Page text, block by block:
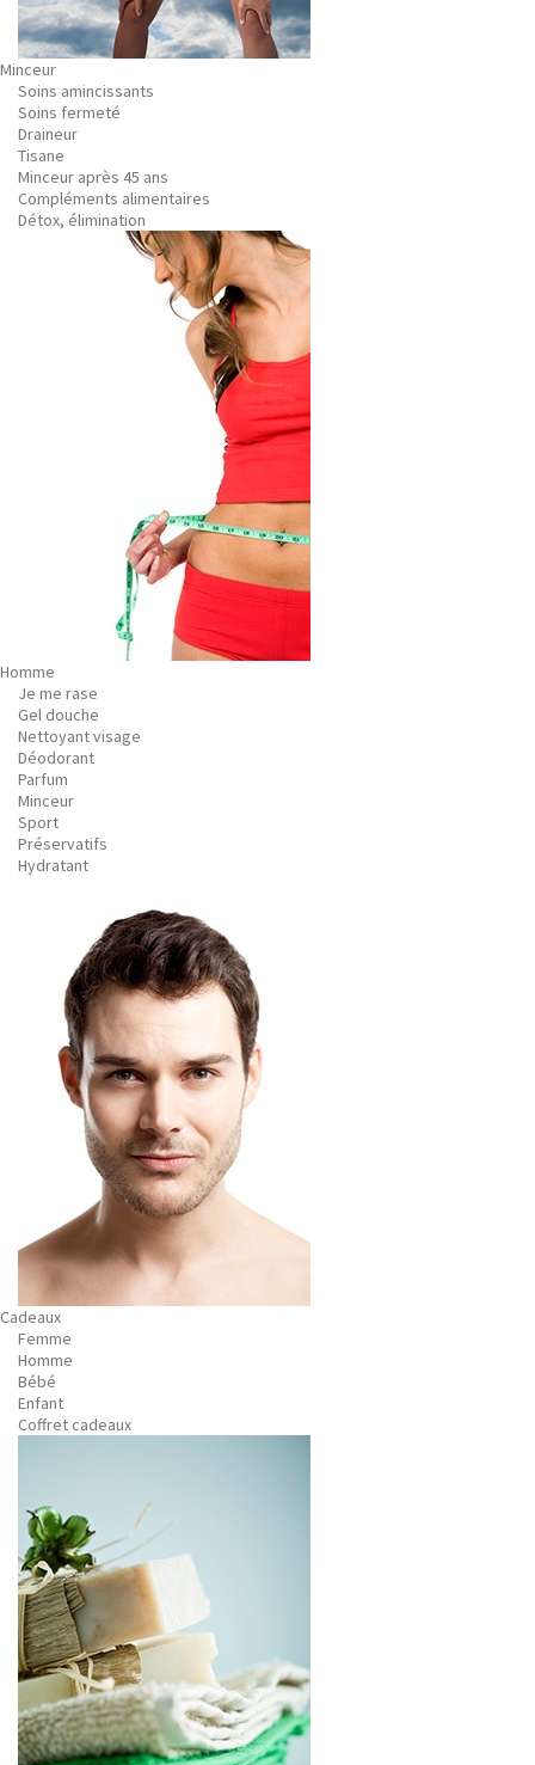
Minceur
Soins amincissants
Soins fermeté
Draineur
Tisane
Minceur après 45 ans
Compléments alimentaires
Détox, élimination
Homme
Je me rase
Gel douche
Nettoyant visage
Déodorant
Parfum
Minceur
Sport
Préservatifs
Hydratant
Cadeaux
Femme
Homme
Bébé
Enfant
Coffret cadeaux